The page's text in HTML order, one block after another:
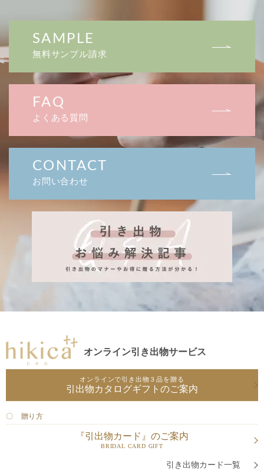
SAMPLE
無料サンプル請求
FAQ
よくある質問
CONTACT
お問い合わせ
オンライン引き出物サービス
オンラインで引き出物３品を贈る
引出物カタログギフトのご案内
〇 贈り方
『引出物カード』のご案内
BRIDAL CARD GIFT
引き出物カード一覧